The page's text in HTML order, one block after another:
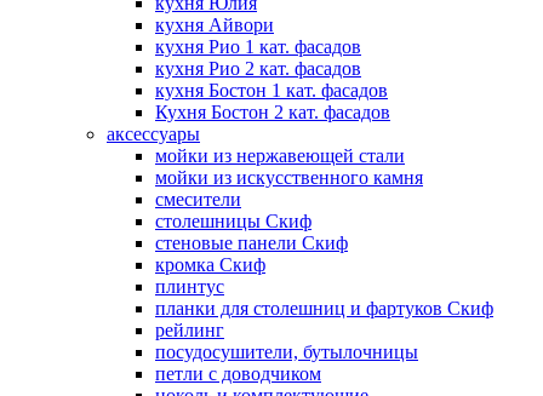
кухня Айвори
кухня Рио 1 кат. фасадов
кухня Рио 2 кат. фасадов
кухня Бостон 1 кат. фасадов
Кухня Бостон 2 кат. фасадов
аксессуары
мойки из нержавеющей стали
мойки из искусственного камня
смесители
столешницы Скиф
стеновые панели Скиф
кромка Скиф
плинтус
планки для столешниц и фартуков Скиф
рейлинг
посудосушители, бутылочницы
петли с доводчиком